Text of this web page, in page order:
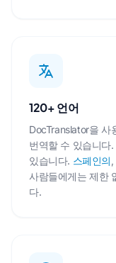
120+ 언어
DocTranslator을 사
번역할 수 있습니다
있습니다. 스페인의 ,
사람들에게는 제한
다.